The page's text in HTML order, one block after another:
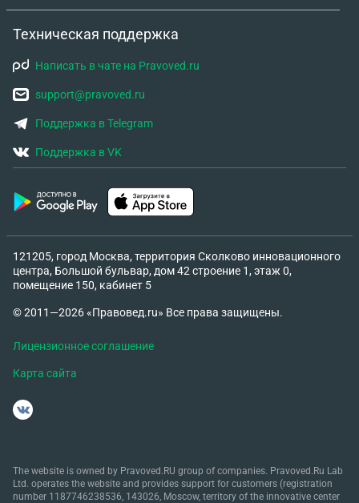
Техническая поддержка
Написать в чате на Pravoved.ru
support@pravoved.ru
Поддержка в Telegram
Поддержка в VK
121205, город Москва, территория Сколково инновационного
центра, Большой бульвар, дом 42 строение 1, этаж 0,
помещение 150, кабинет 5
© 2011—2026 «Правовед.ru» Все права защищены.
Лицензионное соглашение
Карта сайта
The website is owned by Pravoved.RU group of companies. Pravoved.Ru Lab
Ltd. operates the website and provides support for customers (registration
number 1187746238536, 143026, Moscow, territory of the innovative center